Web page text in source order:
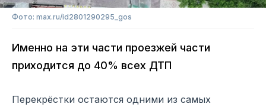
Фото: max.ru/id2801290295_gos
Именно на эти части проезжей части
приходится до 40% всех ДТП
Перекрёстки остаются одними из самых